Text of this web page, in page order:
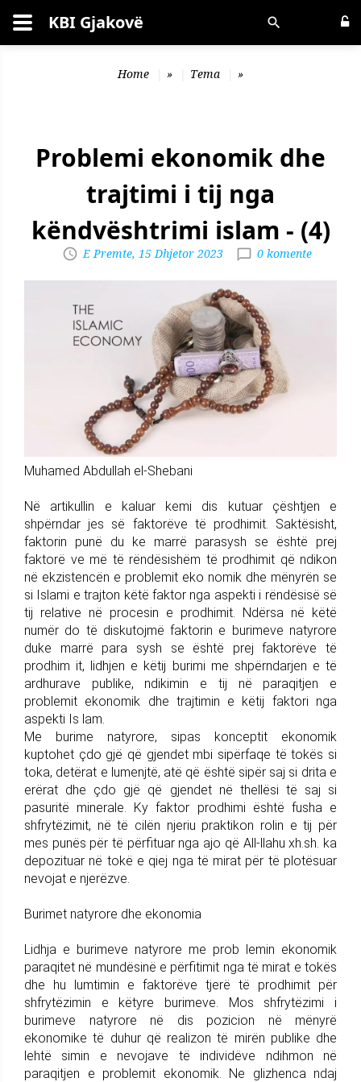
Kërko KBI Gjakovë
Home » Tema »
Problemi ekonomik dhe
trajtimi i tij nga
këndvështrimi islam - (4)
E Premte, 15 Dhjetor 2023 0 komente
Muhamed Abdullah el-Shebani
Në artikullin e kaluar kemi dis kutuar çështjen e
shpërndar jes së faktorëve të prodhimit. Saktësisht,
faktorin punë du ke marrë parasysh se është prej
faktorë ve më të rëndësishëm të prodhimit që ndikon
në ekzistencën e problemit eko nomik dhe mënyrën se
si Islami e trajton këtë faktor nga aspekti i rëndësisë së
tij relative në procesin e prodhimit. Ndërsa në këtë
numër do të diskutojmë faktorin e burimeve natyrore
duke marrë para sysh se është prej faktorëve të
prodhim it, lidhjen e këtij burimi me shpërndarjen e të
ardhurave publike, ndikimin e tij në paraqitjen e
problemit ekonomik dhe trajtimin e këtij faktori nga
aspekti Is lam.
Me burime natyrore, sipas konceptit ekonomik
kuptohet çdo gjë që gjendet mbi sipërfaqe të tokës si
toka, detërat e lumenjtë, atë që është sipër saj si drita e
erërat dhe çdo gjë që gjendet në thellësi të saj si
pasuritë minerale. Ky faktor prodhimi është fusha e
shfrytëzimit, në të cilën njeriu praktikon rolin e tij për
mes punës për të përfituar nga ajo që All-llahu xh.sh. ka
depozituar në tokë e qiej nga të mirat për të plotësuar
nevojat e njerëzve.
Burimet natyrore dhe ekonomia
Lidhja e burimeve natyrore me prob lemin ekonomik
paraqitet në mundësinë e përfitimit nga të mirat e tokës
dhe hu lumtimin e faktorëve tjerë të prodhimit për
shfrytëzimin e këtyre burimeve. Mos shfrytëzimi i
burimeve natyrore në dis pozicion në mënyrë
ekonomike të duhur që realizon të mirën publike dhe
lehtë simin e nevojave të individëve ndihmon në
paraqitjen e problemit ekonomik. Ne glizhenca ndaj